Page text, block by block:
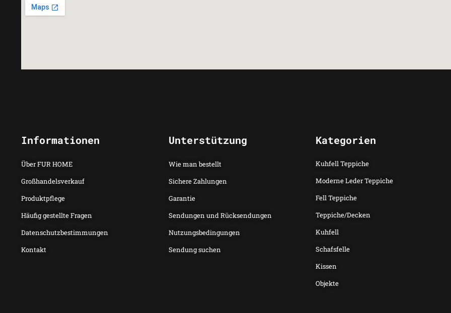
Informationen
Über FUR HOME
Großhandelsverkauf
Produktpflege
Häufig gestellte Fragen
Datenschutzbestimmungen
Kontakt
Unterstützung
Wie man bestellt
Sichere Zahlungen
Garantie
Sendungen und Rücksendungen
Nutzungsbedingungen
Sendung suchen
Kategorien
Kuhfell Teppiche
Moderne Leder Teppiche
Fell Teppiche
Teppiche/Decken
Kuhfell
Schafsfelle
Kissen
Objekte